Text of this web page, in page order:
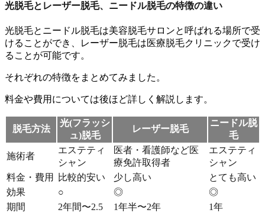
光脱毛とレーザー脱毛、ニードル脱毛の特徴の違い
光脱毛とニードル脱毛は美容脱毛サロンと呼ばれる場所で受
けることができ、レーザー脱毛は医療脱毛クリニックで受け
ることが可能です。
それぞれの特徴をまとめてみました。
料金や費用については後ほど詳しく解説します。
脱毛方法
光(フラッシ
ュ)脱毛
レーザー脱毛
ニードル脱
毛
施術者
エステティ
シャン
医者・看護師など医
療免許取得者
エステティ
シャン
料金・費用
比較的安い 少し高い
とても高い
効果
○ ◎
◎
期間
2年間〜2.5 1年半〜2年
1年